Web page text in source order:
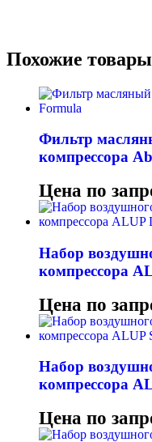
Похожие товары
Фильтр
компрессора
Цена по
Набор
компрессора
Цена по
Набор
компрессора
Цена по